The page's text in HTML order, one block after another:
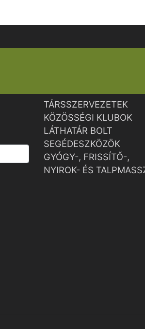
TÁRSSZERVEZETEK
KÖZÖSSÉGI KLUBOK
LÁTHATÁR BOLT
SEGÉDESZKÖZÖK
GYÓGY-, FRISSÍTŐ-,
NYIROK- ÉS